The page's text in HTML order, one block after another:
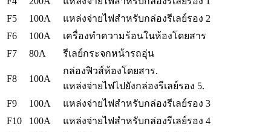
F5
100A
แหล่งจ่ายไฟสำหรับกล่องรีเลย์รอง 2
F6
100A
เครื่องทำความร้อนในห้องโดยสาร
F7
80A รีเลย์กระจกหน้ารถอุ่น
F8 100A
กล่องฟิวส์ห้องโดยสาร.
แหล่งจ่ายไฟไปยังกล่องรีเลย์รอง 5.
F9
100A
แหล่งจ่ายไฟสำหรับกล่องรีเลย์รอง 3
F10
100A
แหล่งจ่ายไฟสำหรับกล่องรีเลย์รอง 4